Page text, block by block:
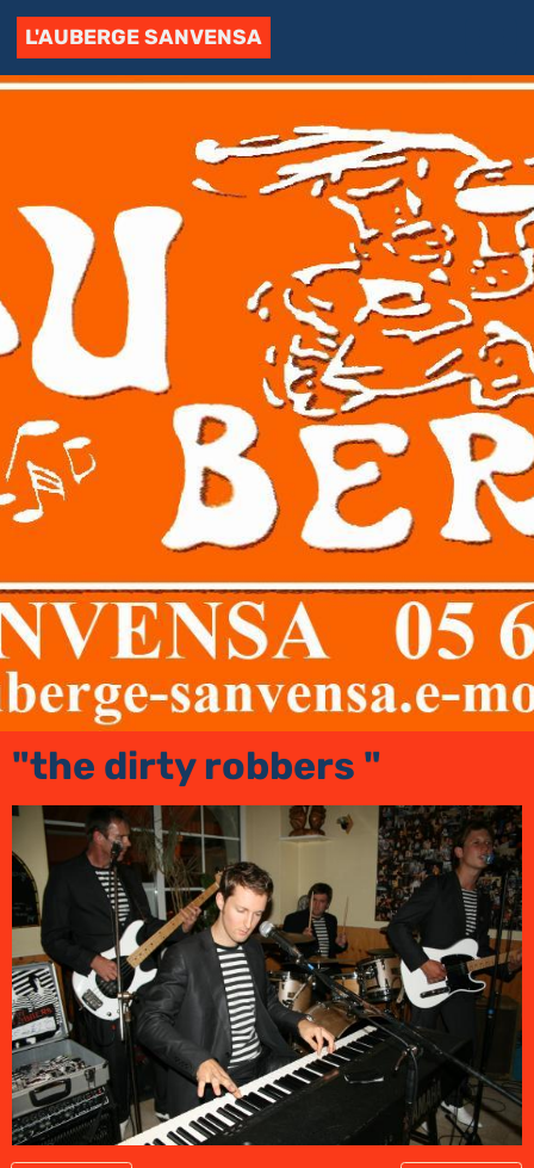
L'AUBERGE SANVENSA
"the dirty robbers "